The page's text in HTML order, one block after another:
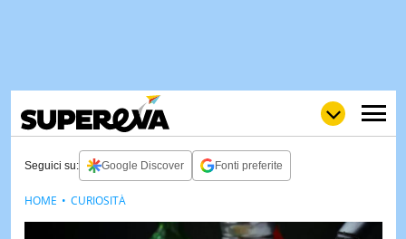
GULP
LOVENEWS
Seguici su: Google Discover Fonti preferite
HOME CURIOSITÀ